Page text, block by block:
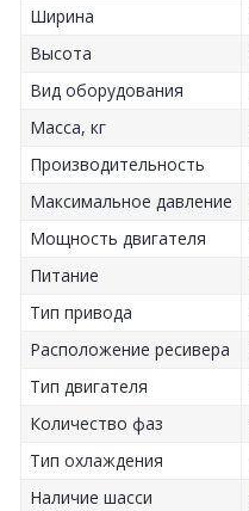
Ширина
Высота
Вид оборудования
Масса, кг
Производительность
Максимальное давление
Мощность двигателя
Питание
Тип привода
Расположение ресивера
Тип двигателя
Количество фаз
Тип охлаждения
Наличие шасси